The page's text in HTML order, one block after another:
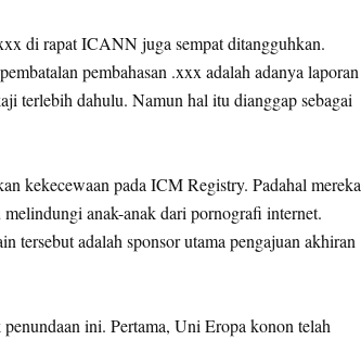
di rapat ICANN juga sempat ditangguhkan.
pembahasan .xxx adalah adanya laporan
terlebih dahulu. Namun hal itu dianggap sebagai
kekecewaan pada ICM Registry. Padahal mereka
anak-anak dari pornografi internet.
tersebut adalah sponsor utama pengajuan akhiran
ini. Pertama, Uni Eropa konon telah